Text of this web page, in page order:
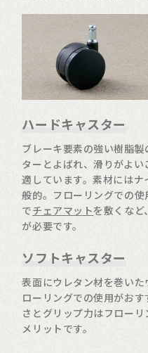
ハードキャスター
ブレーキ要素の強い樹脂
ターとよばれ、滑りがよ
適しています。素材には
般的。フローリングでの
でチェアマットを敷くなど
が必要です。
ソフトキャスター
表面にウレタン材を巻い
ローリングでの使用がお
さとグリップ力はフロー
メリットです。